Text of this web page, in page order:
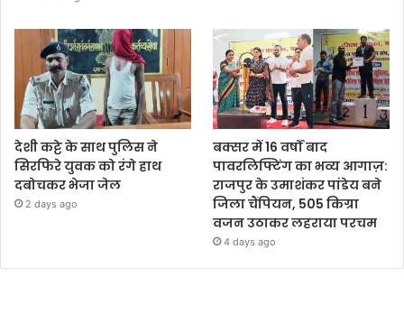
देशी कट्टे के साथ पुलिस ने
सिरफिरे युवक को रंगे हाथ
दबोचकर भेजा जेल
2 days ago
बक्सर में 16 वर्षों बाद
पावरलिफ्टिंग का भव्य आगाज़:
राजपुर के उमाशंकर पांडेय बने
जिला चैंपियन, 505 किग्रा
वजन उठाकर लहराया परचम
4 days ago